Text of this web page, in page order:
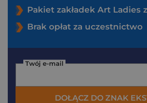
Pakiet zakładek Art Ladies
Brak opłat za uczestnictwo
Twój e-mail
DOŁĄCZ DO ZNAK